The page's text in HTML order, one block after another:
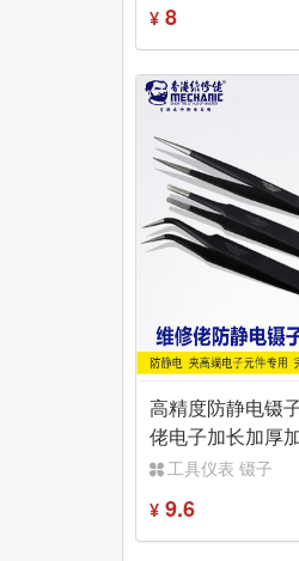
¥ 8
高精度防静电镊
佬电子加长加厚
修工具工业用
工具仪表 镊子
¥ 9.6